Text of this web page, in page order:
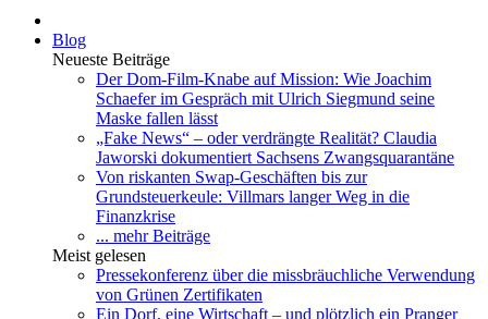
Blog
Neueste Beiträge
Der Dom-Film-Knabe auf Mission: Wie Joachim
Schaefer im Gespräch mit Ulrich Siegmund seine
Maske fallen lässt
„Fake News“ – oder verdrängte Realität? Claudia
Jaworski dokumentiert Sachsens Zwangsquarantäne
Von riskanten Swap-Geschäften bis zur
Grundsteuerkeule: Villmars langer Weg in die
Finanzkrise
... mehr Beiträge
Meist gelesen
Pressekonferenz über die missbräuchliche Verwendung
von Grünen Zertifikaten
Ein Dorf, eine Wirtschaft – und plötzlich ein Pranger